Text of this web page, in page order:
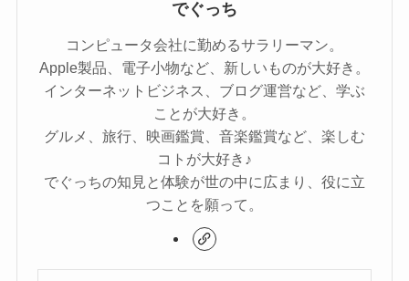
でぐっち
コンピュータ会社に勤めるサラリーマン。
Apple製品、電子小物など、新しいものが大好き。
インターネットビジネス、ブログ運営など、学ぶ
ことが大好き。
グルメ、旅行、映画鑑賞、音楽鑑賞など、楽しむ
コトが大好き♪
でぐっちの知見と体験が世の中に広まり、役に立
つことを願って。